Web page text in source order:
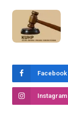
Facebook
Instagram